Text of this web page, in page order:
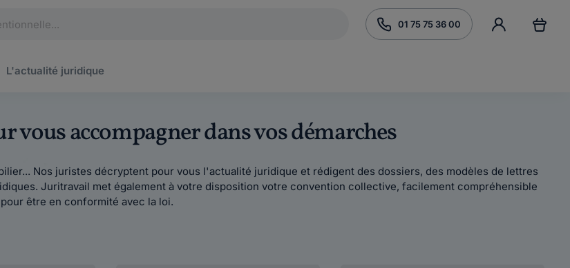
01 75 75 36 00
L'actualité juridique
vous accompagner dans vos démarches
Nos juristes décryptent pour vous l'actualité juridique et rédigent des dossiers, des modèles de lettres
Juritravail met également à votre disposition votre convention collective, facilement compréhensible
être en conformité avec la loi.